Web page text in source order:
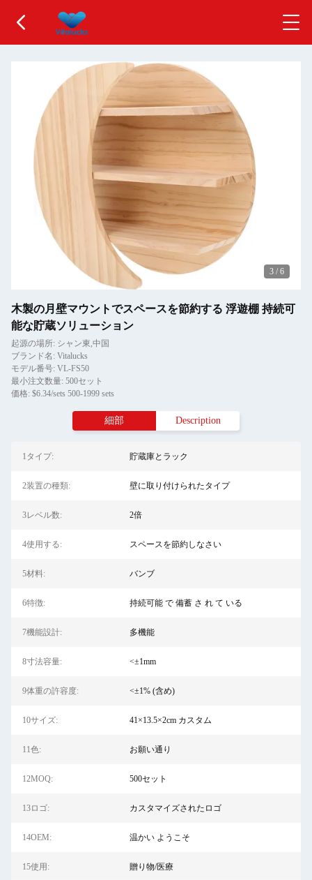
3 / 6
木製の月壁マウントでスペースを節約する 浮遊棚 持続可
能な貯蔵ソリューション
起源の場所: シャン東,中国
ブランド名: Vitalucks
モデル番号: VL-FS50
最小注文数量: 500セット
価格: $6.34/sets 500-1999 sets
細部 Description
1タイプ: 貯蔵庫とラック
2装置の種類: 壁に取り付けられたタイプ
3レベル数: 2倍
4使用する: スペースを節約しなさい
5材料: バンブ
6特徴: 持続可能 で 備蓄 さ れ て いる
7機能設計: 多機能
8寸法容量: <±1mm
9体重の許容度: <±1% (含め)
10サイズ: 41×13.5×2cm カスタム
11色: お願い通り
12MOQ: 500セット
13ロゴ: カスタマイズされたロゴ
14OEM: 温かい ようこそ
15使用: 贈り物/医療